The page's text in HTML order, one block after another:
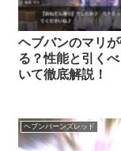
ヘブバンのマリ
る？性能と引く
いて徹底解説！
ヘブンバーンズレッド